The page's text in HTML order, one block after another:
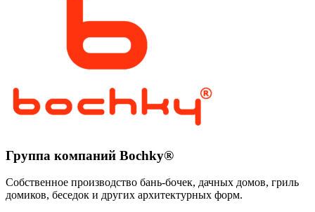
Группа компаний Bochky®
Собственное производство бань-бочек, дачных домов, гриль
домиков, беседок и других архитектурных форм.